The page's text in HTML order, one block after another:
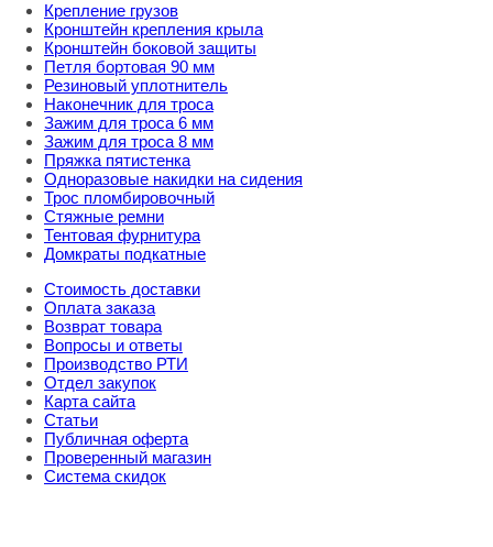
Крепление грузов
Кронштейн крепления крыла
Кронштейн боковой защиты
Петля бортовая 90 мм
Резиновый уплотнитель
Наконечник для троса
Зажим для троса 6 мм
Зажим для троса 8 мм
Пряжка пятистенка
Одноразовые накидки на сидения
Трос пломбировочный
Стяжные ремни
Тентовая фурнитура
Домкраты подкатные
Стоимость доставки
Оплата заказа
Возврат товара
Вопросы и ответы
Производство РТИ
Отдел закупок
Карта сайта
Статьи
Публичная оферта
Проверенный магазин
Система скидок